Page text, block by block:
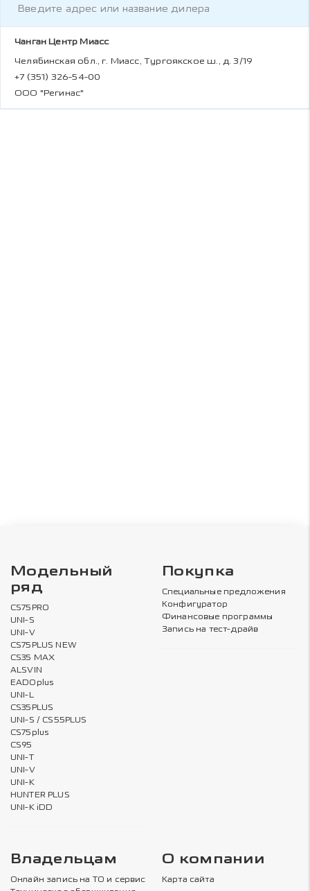
Чанган Центр Миасс
Челябинская обл., г. Миасс, Тургоякское ш., д. 3/19
+7 (351) 326-54-00
ООО "Регинас"
Модельный
ряд
CS75PRO
UNI-S
UNI-V
CS75PLUS NEW
CS35 MAX
ALSVIN
EADOplus
UNI-L
CS35PLUS
UNI-S / CS55PLUS
CS75plus
CS95
UNI-T
UNI-V
UNI-K
HUNTER PLUS
UNI-K iDD
Покупка
Специальные предложения
Конфигуратор
Финансовые программы
Запись на тест-драйв
Владельцам
Онлайн запись на ТО и сервис
О компании
Карта сайта